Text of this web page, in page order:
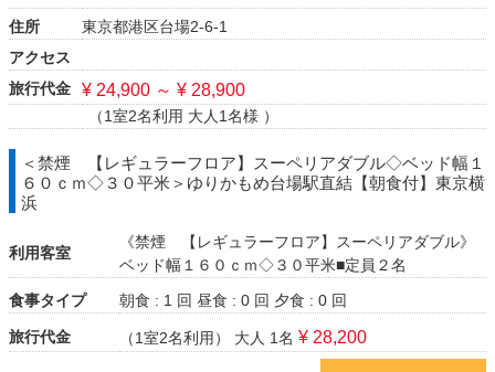
住所
東京都港区台場2-6-1
アクセス
旅行代金
¥ 24,900 ～ ¥ 28,900
（1室2名利用 大人1名様 ）
＜禁煙 【レギュラーフロア】スーペリアダブル◇ベッド幅１
６０ｃｍ◇３０平米＞ゆりかもめ台場駅直結【朝食付】東京横
浜
利用客室
《禁煙 【レギュラーフロア】スーペリアダブル》
ベッド幅１６０ｃｍ◇３０平米■定員２名
食事タイプ
朝食 : 1 回 昼食 : 0 回 夕食 : 0 回
旅行代金 （1室2名利用） 大人 1名 ¥ 28,200